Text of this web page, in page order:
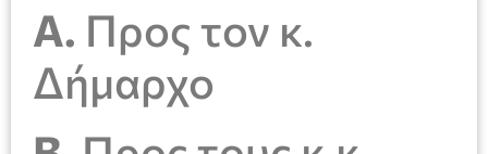
Α. Προς τον κ.
Δήμαρχο